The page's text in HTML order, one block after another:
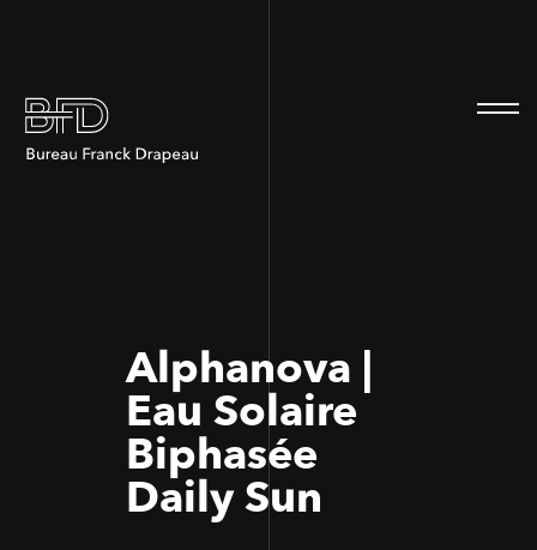
Alphanova |
Eau Solaire
Biphasée
Daily Sun